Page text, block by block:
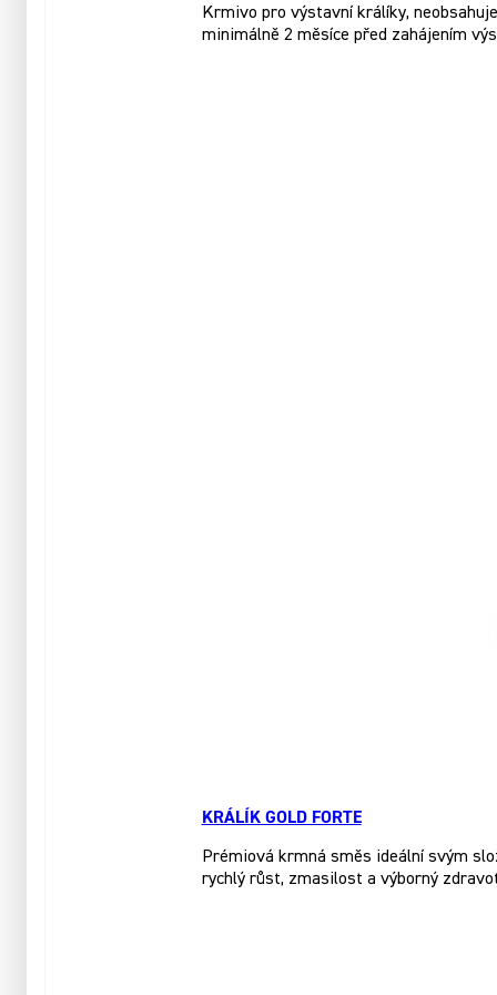
Krmivo pro výstavní králíky,
minimálně 2 měsíce před zahájením
KRÁLÍK GOLD FORTE
Prémiová krmná směs ideální svým
rychlý růst, zmasilost a výborný